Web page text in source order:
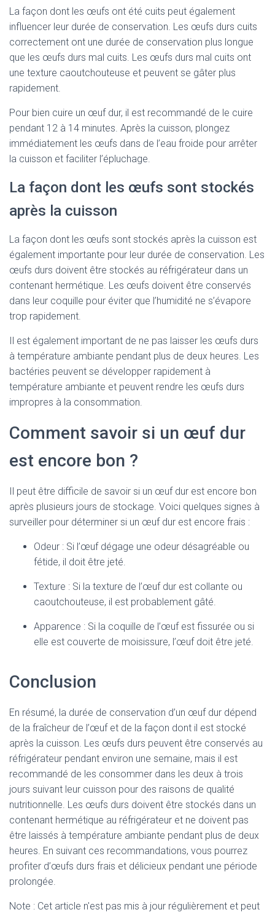
La façon dont les œufs ont été cuits peut également
influencer leur durée de conservation. Les œufs durs cuits
correctement ont une durée de conservation plus longue
que les œufs durs mal cuits. Les œufs durs mal cuits ont
une texture caoutchouteuse et peuvent se gâter plus
rapidement.
Pour bien cuire un œuf dur, il est recommandé de le cuire
pendant 12 à 14 minutes. Après la cuisson, plongez
immédiatement les œufs dans de l’eau froide pour arrêter
la cuisson et faciliter l’épluchage.
La façon dont les œufs sont stockés
après la cuisson
La façon dont les œufs sont stockés après la cuisson est
également importante pour leur durée de conservation. Les
œufs durs doivent être stockés au réfrigérateur dans un
contenant hermétique. Les œufs doivent être conservés
dans leur coquille pour éviter que l’humidité ne s’évapore
trop rapidement.
Il est également important de ne pas laisser les œufs durs
à température ambiante pendant plus de deux heures. Les
bactéries peuvent se développer rapidement à
température ambiante et peuvent rendre les œufs durs
impropres à la consommation.
Comment savoir si un œuf dur
est encore bon ?
Il peut être difficile de savoir si un œuf dur est encore bon
après plusieurs jours de stockage. Voici quelques signes à
surveiller pour déterminer si un œuf dur est encore frais :
Odeur : Si l’œuf dégage une odeur désagréable ou
fétide, il doit être jeté.
Texture : Si la texture de l’œuf dur est collante ou
caoutchouteuse, il est probablement gâté.
Apparence : Si la coquille de l’œuf est fissurée ou si
elle est couverte de moisissure, l’œuf doit être jeté.
Conclusion
En résumé, la durée de conservation d’un œuf dur dépend
de la fraîcheur de l’œuf et de la façon dont il est stocké
après la cuisson. Les œufs durs peuvent être conservés au
réfrigérateur pendant environ une semaine, mais il est
recommandé de les consommer dans les deux à trois
jours suivant leur cuisson pour des raisons de qualité
nutritionnelle. Les œufs durs doivent être stockés dans un
contenant hermétique au réfrigérateur et ne doivent pas
être laissés à température ambiante pendant plus de deux
heures. En suivant ces recommandations, vous pourrez
profiter d’œufs durs frais et délicieux pendant une période
prolongée.
Note : Cet article n'est pas mis à jour régulièrement et peut